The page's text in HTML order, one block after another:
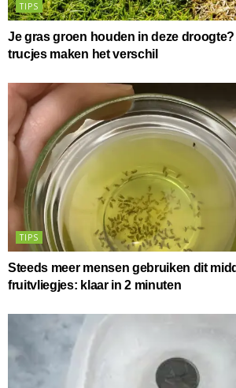
TIPS
Je gras groen houden in deze
trucjes maken het verschil
TIPS
Steeds meer mensen gebruiken dit
fruitvliegjes: klaar in 2 minuten